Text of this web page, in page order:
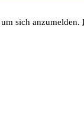
sich anzumelden.